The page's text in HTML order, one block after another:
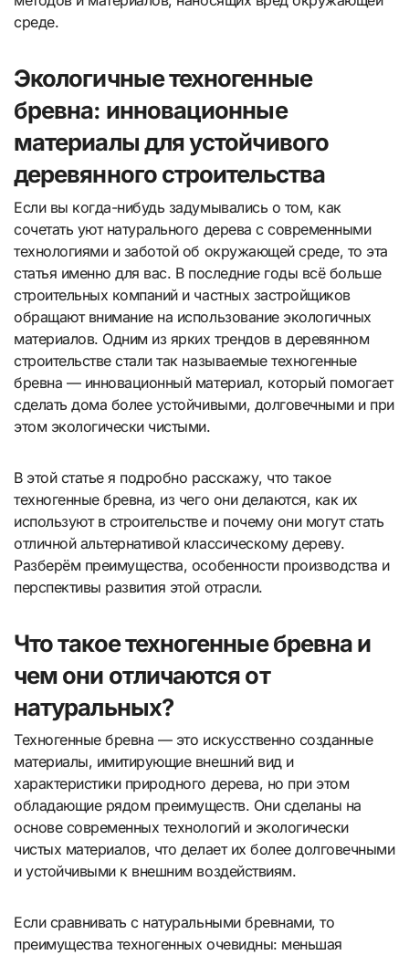
среде.
Экологичные техногенные
бревна: инновационные
материалы для устойчивого
деревянного строительства
Если вы когда-нибудь задумывались о том, как
сочетать уют натурального дерева с современными
технологиями и заботой об окружающей среде, то эта
статья именно для вас. В последние годы всё больше
строительных компаний и частных застройщиков
обращают внимание на использование экологичных
материалов. Одним из ярких трендов в деревянном
строительстве стали так называемые техногенные
бревна — инновационный материал, который помогает
сделать дома более устойчивыми, долговечными и при
этом экологически чистыми.
В этой статье я подробно расскажу, что такое
техногенные бревна, из чего они делаются, как их
используют в строительстве и почему они могут стать
отличной альтернативой классическому дереву.
Разберём преимущества, особенности производства и
перспективы развития этой отрасли.
Что такое техногенные бревна и
чем они отличаются от
натуральных?
Техногенные бревна — это искусственно созданные
материалы, имитирующие внешний вид и
характеристики природного дерева, но при этом
обладающие рядом преимуществ. Они сделаны на
основе современных технологий и экологически
чистых материалов, что делает их более долговечными
и устойчивыми к внешним воздействиям.
Если сравнивать с натуральными бревнами, то
преимущества техногенных очевидны: меньшая